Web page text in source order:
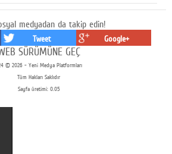
medyadan da takip edin!
Tweet Google+
SÜRÜMÜNE GEÇ
© 2026 - Yeni Medya Platformları
Tüm Hakları Saklıdır
Sayfa üretimi: 0.05